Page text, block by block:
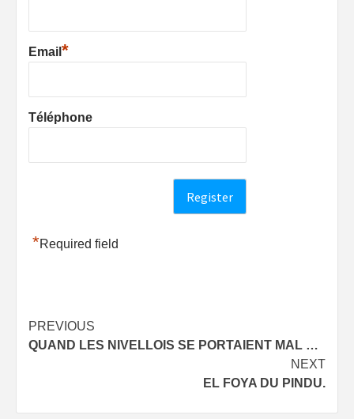
Email *
Téléphone
*Required field
Post
navigation
PREVIOUS
QUAND LES NIVELLOIS SE PORTAIENT MAL …
NEXT
EL FOYA DU PINDU.